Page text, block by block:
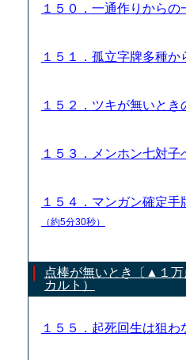
１５０．一通作りから
１５１．孤立字牌多種
１５２．ツキが無いと
１５３．メンホン七対
１５４．マンガン確定
（約5分30秒）
点棒が無いとき〔▲１
カルト）
１５５．起死回生は狙